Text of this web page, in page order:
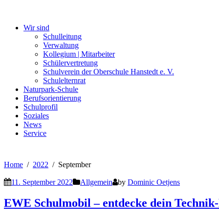
Wir sind
Schulleitung
Verwaltung
Kollegium | Mitarbeiter
Schülervertretung
Schulverein der Oberschule Hanstedt e. V.
Schulelternrat
Naturpark-Schule
Berufsorientierung
Schulprofil
Soziales
News
Service
Home 2022 September
11. September 2022 Allgemein by Dominic Oetjens
EWE Schulmobil – entdecke dein